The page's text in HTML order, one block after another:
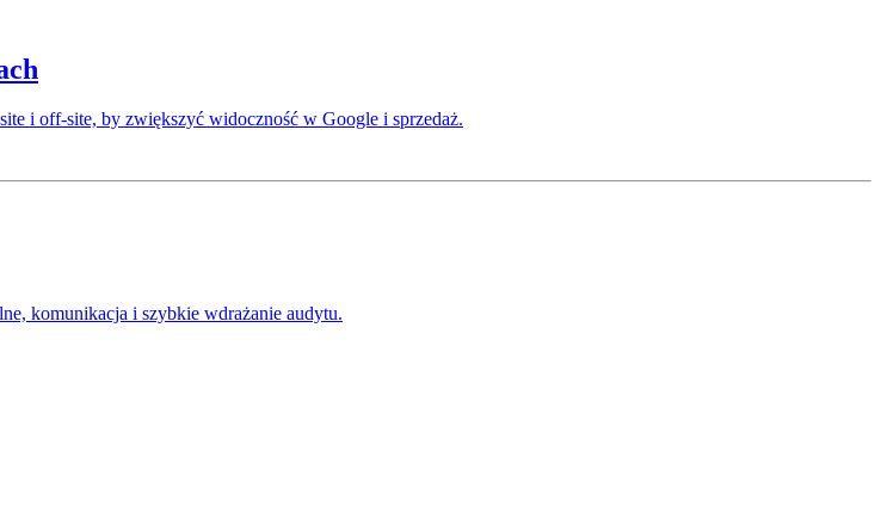
i off-site, by zwiększyć widoczność w Google i sprzedaż.
komunikacja i szybkie wdrażanie audytu.